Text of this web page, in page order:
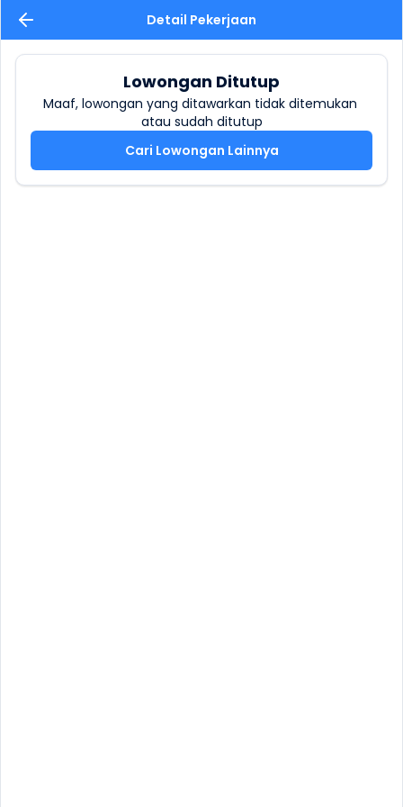
Detail Pekerjaan
Lowongan Ditutup
Maaf, lowongan yang ditawarkan tidak ditemukan
atau sudah ditutup
Cari Lowongan Lainnya